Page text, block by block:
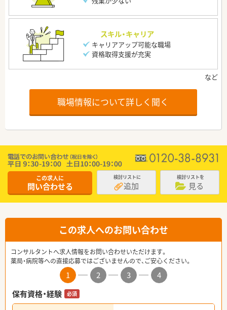
スキル・キャリア
キャリアアップ可能な職場
資格取得支援が充実
職場情報について詳しく聞く
この求人に
問い合わせる
検討リストに
追加
検討リストを
見る
この求人へのお問い合わせ
コンサルタントへ求人情報をお問い合わせいただけます。
薬局・病院等への直接応募ではございませんので、ご安心ください。
1 2 3
4
保有資格・経験
必須